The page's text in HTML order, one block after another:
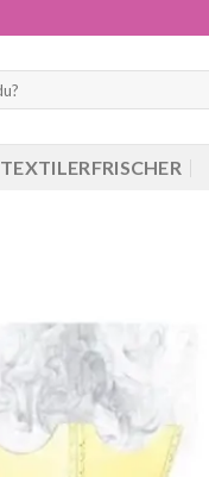
TEXTILERFRISCHER